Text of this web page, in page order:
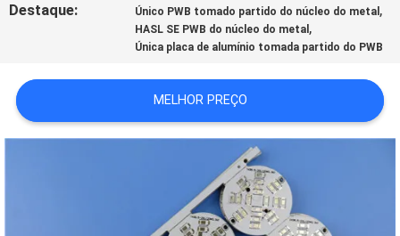
MAPA
DO
Destaque: Único PWB tomado partido do núcleo do metal ,
HASL SE PWB do núcleo do metal ,
Única placa de alumínio tomada partido do PWB
MELHOR PREÇO